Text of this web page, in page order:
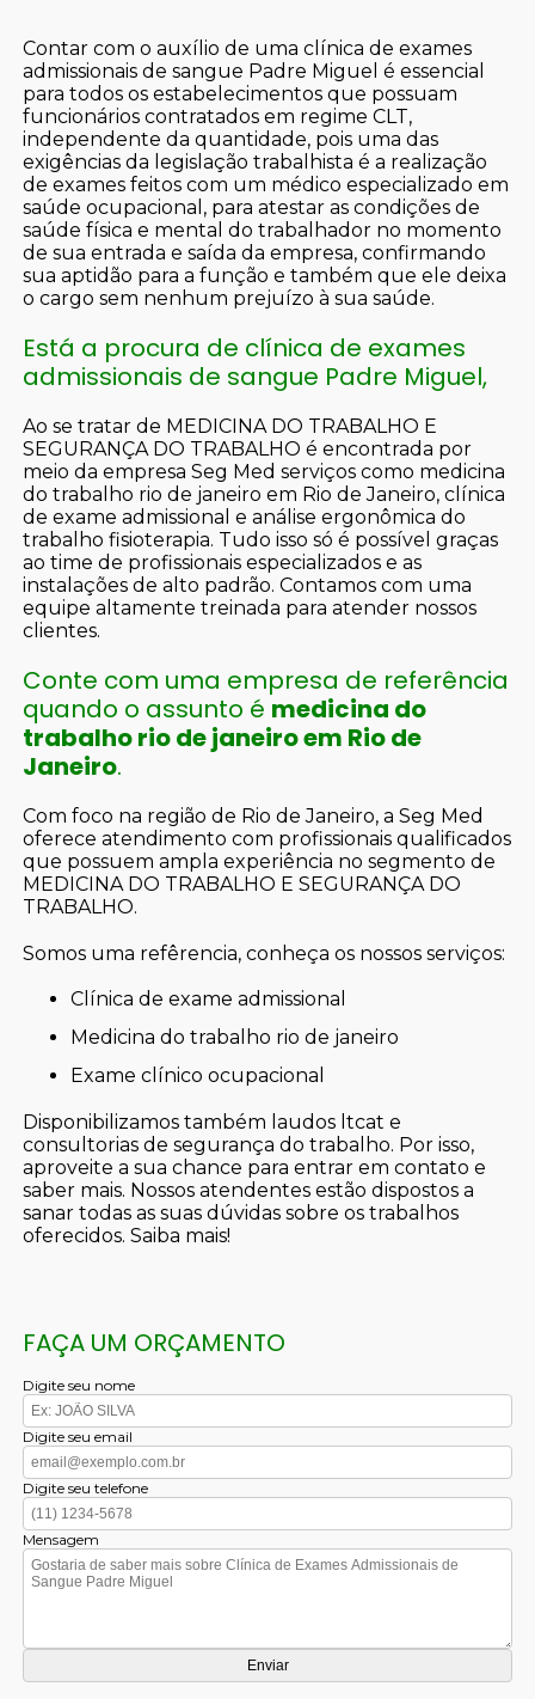
Contar com o auxílio de uma clínica de exames
admissionais de sangue Padre Miguel é essencial
para todos os estabelecimentos que possuam
funcionários contratados em regime CLT,
independente da quantidade, pois uma das
exigências da legislação trabalhista é a realização
de exames feitos com um médico especializado em
saúde ocupacional, para atestar as condições de
saúde física e mental do trabalhador no momento
de sua entrada e saída da empresa, confirmando
sua aptidão para a função e também que ele deixa
o cargo sem nenhum prejuízo à sua saúde.
Está a procura de clínica de exames
admissionais de sangue Padre Miguel,
Ao se tratar de MEDICINA DO TRABALHO E
SEGURANÇA DO TRABALHO é encontrada por
meio da empresa Seg Med serviços como medicina
do trabalho rio de janeiro em Rio de Janeiro, clínica
de exame admissional e análise ergonômica do
trabalho fisioterapia. Tudo isso só é possível graças
ao time de profissionais especializados e as
instalações de alto padrão. Contamos com uma
equipe altamente treinada para atender nossos
clientes.
Conte com uma empresa de referência
quando o assunto é medicina do
trabalho rio de janeiro em Rio de
Janeiro.
Com foco na região de Rio de Janeiro, a Seg Med
oferece atendimento com profissionais qualificados
que possuem ampla experiência no segmento de
MEDICINA DO TRABALHO E SEGURANÇA DO
TRABALHO.
Somos uma refêrencia, conheça os nossos serviços:
clínica de exame admissional
medicina do trabalho rio de janeiro
exame clínico ocupacional
Disponibilizamos também laudos ltcat e
consultorias de segurança do trabalho. Por isso,
aproveite a sua chance para entrar em contato e
saber mais. Nossos atendentes estão dispostos a
sanar todas as suas dúvidas sobre os trabalhos
oferecidos. Saiba mais!
FAÇA UM ORÇAMENTO
Digite seu nome
Digite seu email
Digite seu telefone
Mensagem